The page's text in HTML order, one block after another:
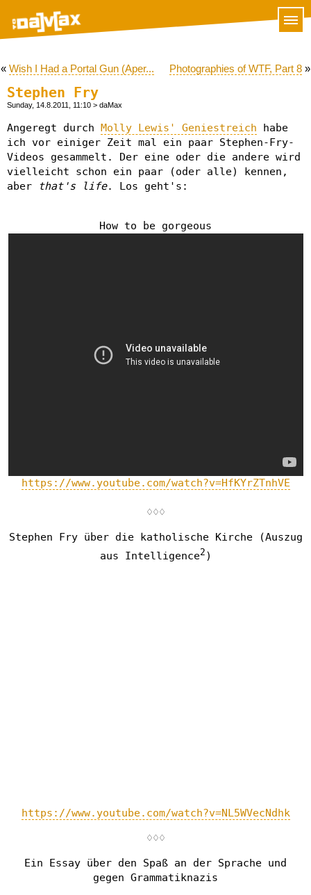
« Wish I Had a Portal Gun (Aper... Photographies of WTF, Part 8 »
Stephen Fry
Sunday, 14.8.2011, 11:10 > daMax
Angeregt durch Molly Lewis' Geniestreich habe
ich vor einiger Zeit mal ein paar Stephen-Fry-
Videos gesammelt. Der eine oder die andere wird
vielleicht schon ein paar (oder alle) kennen,
aber
that's life. Los geht's:
How to be gorgeous
https://www.youtube.com/watch?v=HfKYrZTnhVE
♢♢♢
Stephen Fry über die katholische Kirche (Auszug
aus Intelligence2 )
https://www.youtube.com/watch?v=NL5WVecNdhk
♢♢♢
Ein Essay über den Spaß an der Sprache und
gegen Grammatiknazis